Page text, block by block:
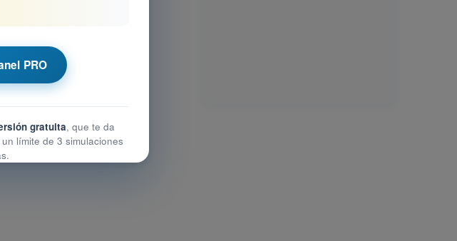
PRO
gratuita, que te da
límite de 3 simulaciones